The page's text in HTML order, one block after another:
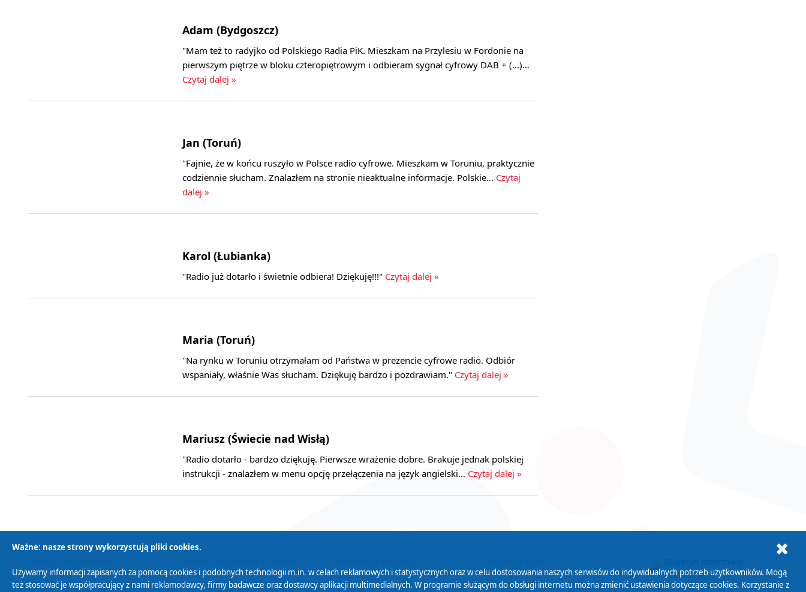
Adam (Bydgoszcz)
"Mam też to radyjko od Polskiego Radia PiK. Mieszkam na Przylesiu w Fordonie na
pierwszym piętrze w bloku czteropiętrowym i odbieram sygnał cyfrowy DAB + (...)…
Czytaj dalej »
Jan (Toruń)
"Fajnie, że w końcu ruszyło w Polsce radio cyfrowe. Mieszkam w Toruniu, praktycznie
codziennie słucham. Znalazłem na stronie nieaktualne informacje. Polskie… Czytaj
dalej »
Karol (Łubianka)
"Radio już dotarło i świetnie odbiera! Dziękuję!!!" Czytaj dalej »
Maria (Toruń)
"Na rynku w Toruniu otrzymałam od Państwa w prezencie cyfrowe radio. Odbiór
wspaniały, właśnie Was słucham. Dziękuję bardzo i pozdrawiam." Czytaj dalej »
Mariusz (Świecie nad Wisłą)
"Radio dotarło - bardzo dziękuję. Pierwsze wrażenie dobre. Brakuje jednak polskiej
instrukcji - znalazłem w menu opcję przełączenia na język angielski… Czytaj dalej »
Publicznego
Publicznej
Używamy informacji zapisanych za pomocą cookies i podobnych technologii m.in. w celach reklamowych i statystycznych oraz w celu dostosowania naszych serwisów do indywidualnych potrzeb użytkowników. Mogą
naszych serwisów internetowych bez zmiany ustawień dotyczących cookies oznacza, że będą one zapisane w pamięci urządzenia. Więcej informacji można znaleźć w naszejPolityce prywatności